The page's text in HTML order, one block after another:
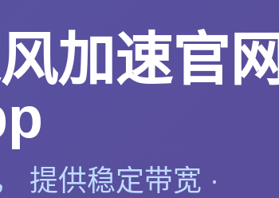
加速官网
提供稳定带宽 ·